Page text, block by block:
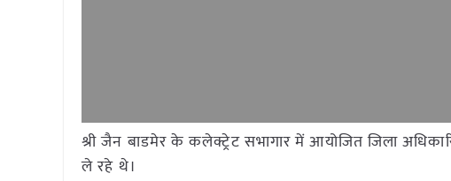
श्री जैन बाडमेर के कलेक्ट्रेट सभागार में आयोजित जिला
ले रहे थे।